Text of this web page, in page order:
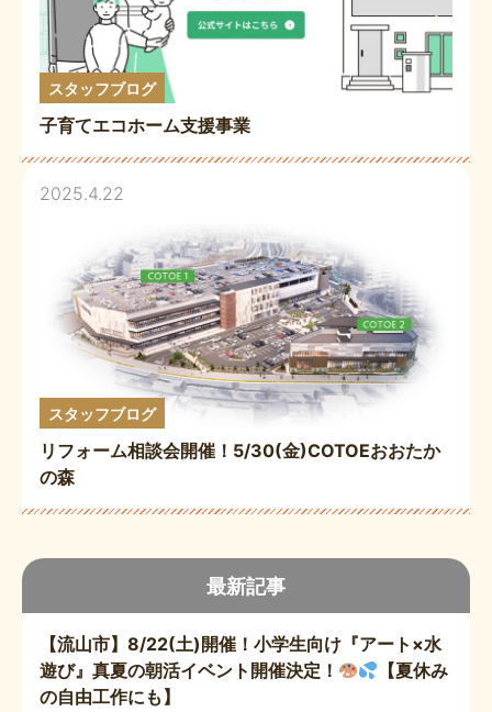
最新記事
【流山市】8/22(土)開催！小学生向け『アート×水
遊び』真夏の朝活イベント開催決定！
【夏休み
の自由工作にも】
スタッフブログ
子育てエコホーム支援事業
2025.4.22
スタッフブログ
リフォーム相談会開催！5/30(金)COTOEおおたか
の森